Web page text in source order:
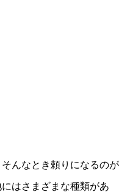
んなとき頼りになるのが
はさまざまな種類があ